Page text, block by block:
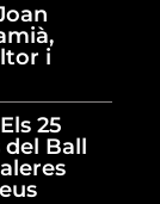
i
25
del Ball